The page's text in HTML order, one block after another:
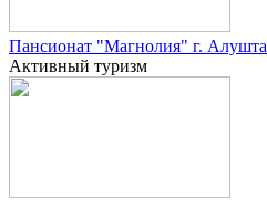
Пансионат "Магнолия" г. Алушта
Активный туризм